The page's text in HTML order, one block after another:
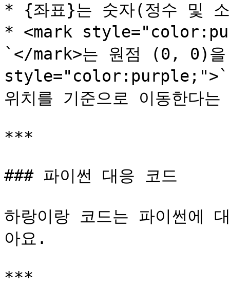
* {좌표}는 숫자(정수 및
* <mark
`</mark>는 원점 (0, 0)을
style="color:purple;">`
위치를 기준으로 이동한다
***
### 파이썬 대응 코드
하랑이랑 코드는 파이썬에
아요.
***